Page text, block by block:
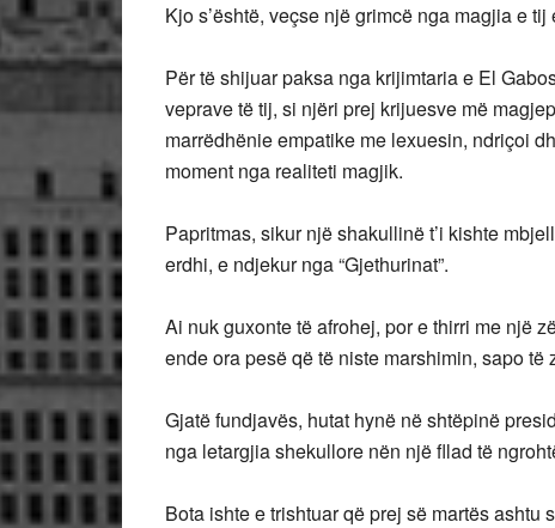
Kjo s’është, veçse një grimcë nga magjia e
Për të shijuar paksa nga krijimtaria e El
veprave të tij, si njëri prej krijuesve më
marrëdhënie empatike me lexuesin, ndriçoi
moment nga realiteti magjik.
Papritmas, sikur një shakullinë t’i kishte
erdhi, e ndjekur nga “Gjethurinat”.
Ai nuk guxonte të afrohej, por e thirri me një
ende ora pesë që të niste marshimin, sapo të
Gjatë fundjavës, hutat hynë në shtëpinë
nga letargjia shekullore nën një fllad të
Bota ishte e trishtuar që prej së martës ashtu